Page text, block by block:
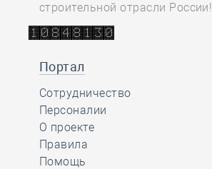
строительной отрасли России!
Портал
Сотрудничество
Персоналии
О проекте
Правила
Помощь